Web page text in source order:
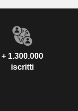
+ 1.300.000
iscritti